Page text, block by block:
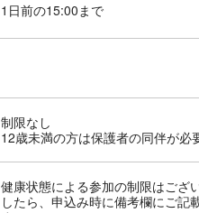
1日前の15:00まで
制限なし
12歳未満の方は保護者の同伴が必
健康状態による参加の制限はござ
したら、申込み時に備考欄にご記